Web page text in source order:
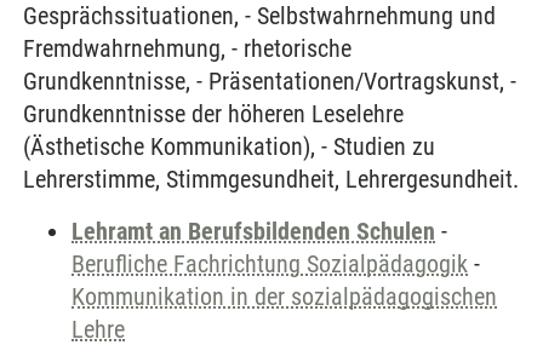
Gesprächssituationen, - Selbstwahrnehmung und
Fremdwahrnehmung, - rhetorische
Grundkenntnisse, - Präsentationen/Vortragskunst, -
Grundkenntnisse der höheren Leselehre
(Ästhetische Kommunikation), - Studien zu
Lehrerstimme, Stimmgesundheit, Lehrergesundheit.
Lehramt an Berufsbildenden Schulen -
Berufliche Fachrichtung Sozialpädagogik -
Kommunikation in der sozialpädagogischen
Lehre